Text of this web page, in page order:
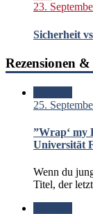
23.
Sicherheit
Rezensionen
25.
”Wrap‘ my
Universität
Wenn du
Titel, der